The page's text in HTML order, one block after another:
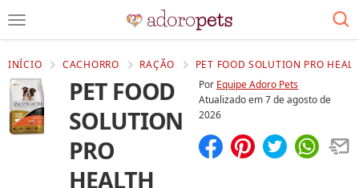
INÍCIO CACHORRO RAÇÃO PET FOOD SOLUTION PRO
PET FOOD
SOLUTION
PRO
HEALTH
Por Equipe Adoro Pets
Atualizado em7 de agosto de
2026